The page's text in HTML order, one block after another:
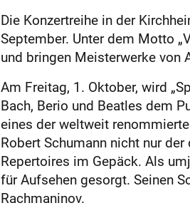
Die Konzertreihe in der
September. Unter dem Motto
und bringen Meisterwerke von
Am Freitag, 1. Oktober, wird
Bach, Berio und Beatles dem
eines der weltweit
Robert Schumann nicht nur
Repertoires im Gepäck. Als
für Aufsehen gesorgt. Seinen
Rachmaninov.